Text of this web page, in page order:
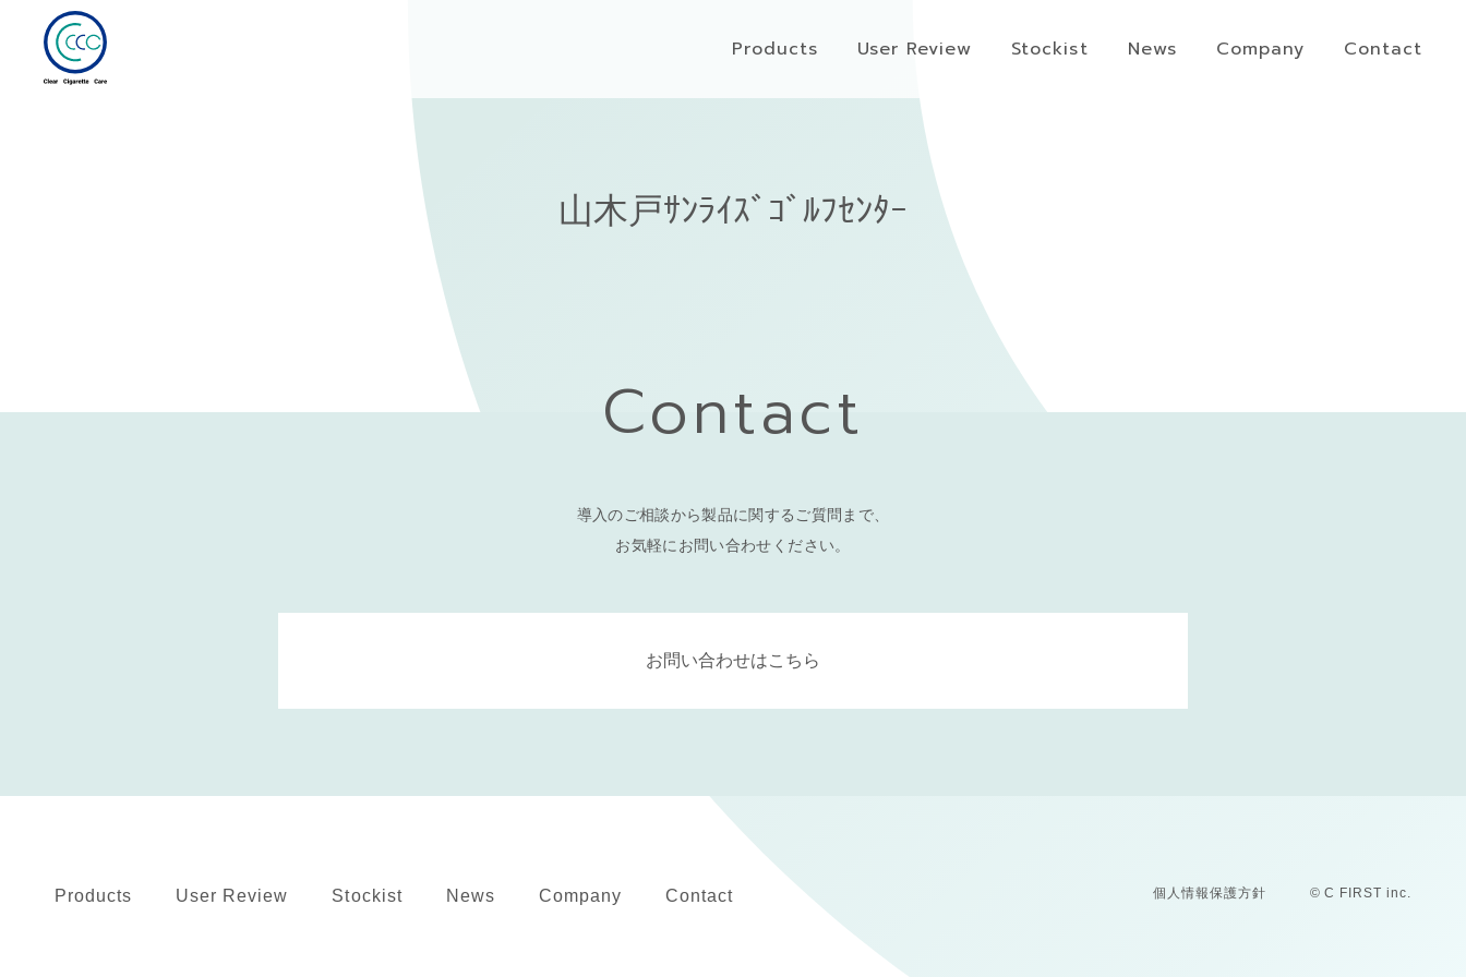
Products User Review Stockist News Company Contact
山木戸ｻﾝﾗｲｽﾞｺﾞﾙﾌｾﾝﾀｰ
Contact
導入のご相談から製品に関するご質問まで、
お気軽にお問い合わせください。
お問い合わせはこちら
Products User Review Stockist News Company Contact 個人情報保護方針 © C FIRST inc.